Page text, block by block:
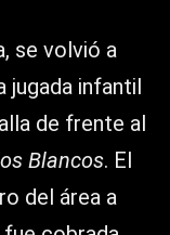
se volvió a
jugada infantil
de frente al
Blancos. El
del área a